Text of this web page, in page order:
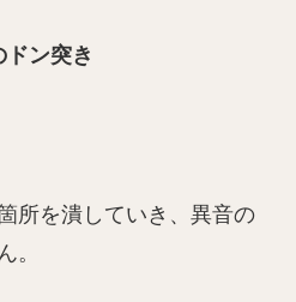
ドン突き
所を潰していき、異音の
。